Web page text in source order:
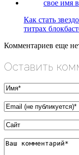
Как стать
титрах
Комментариев еще
Оставить